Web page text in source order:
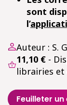
sont
l’
Auteur : S.
11,10 € -
librairies et
Feuilleter